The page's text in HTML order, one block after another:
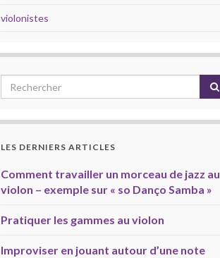
violonistes
LES DERNIERS ARTICLES
Comment travailler un morceau de jazz au
violon – exemple sur « so Danço Samba »
Pratiquer les gammes au violon
Improviser en jouant autour d’une note